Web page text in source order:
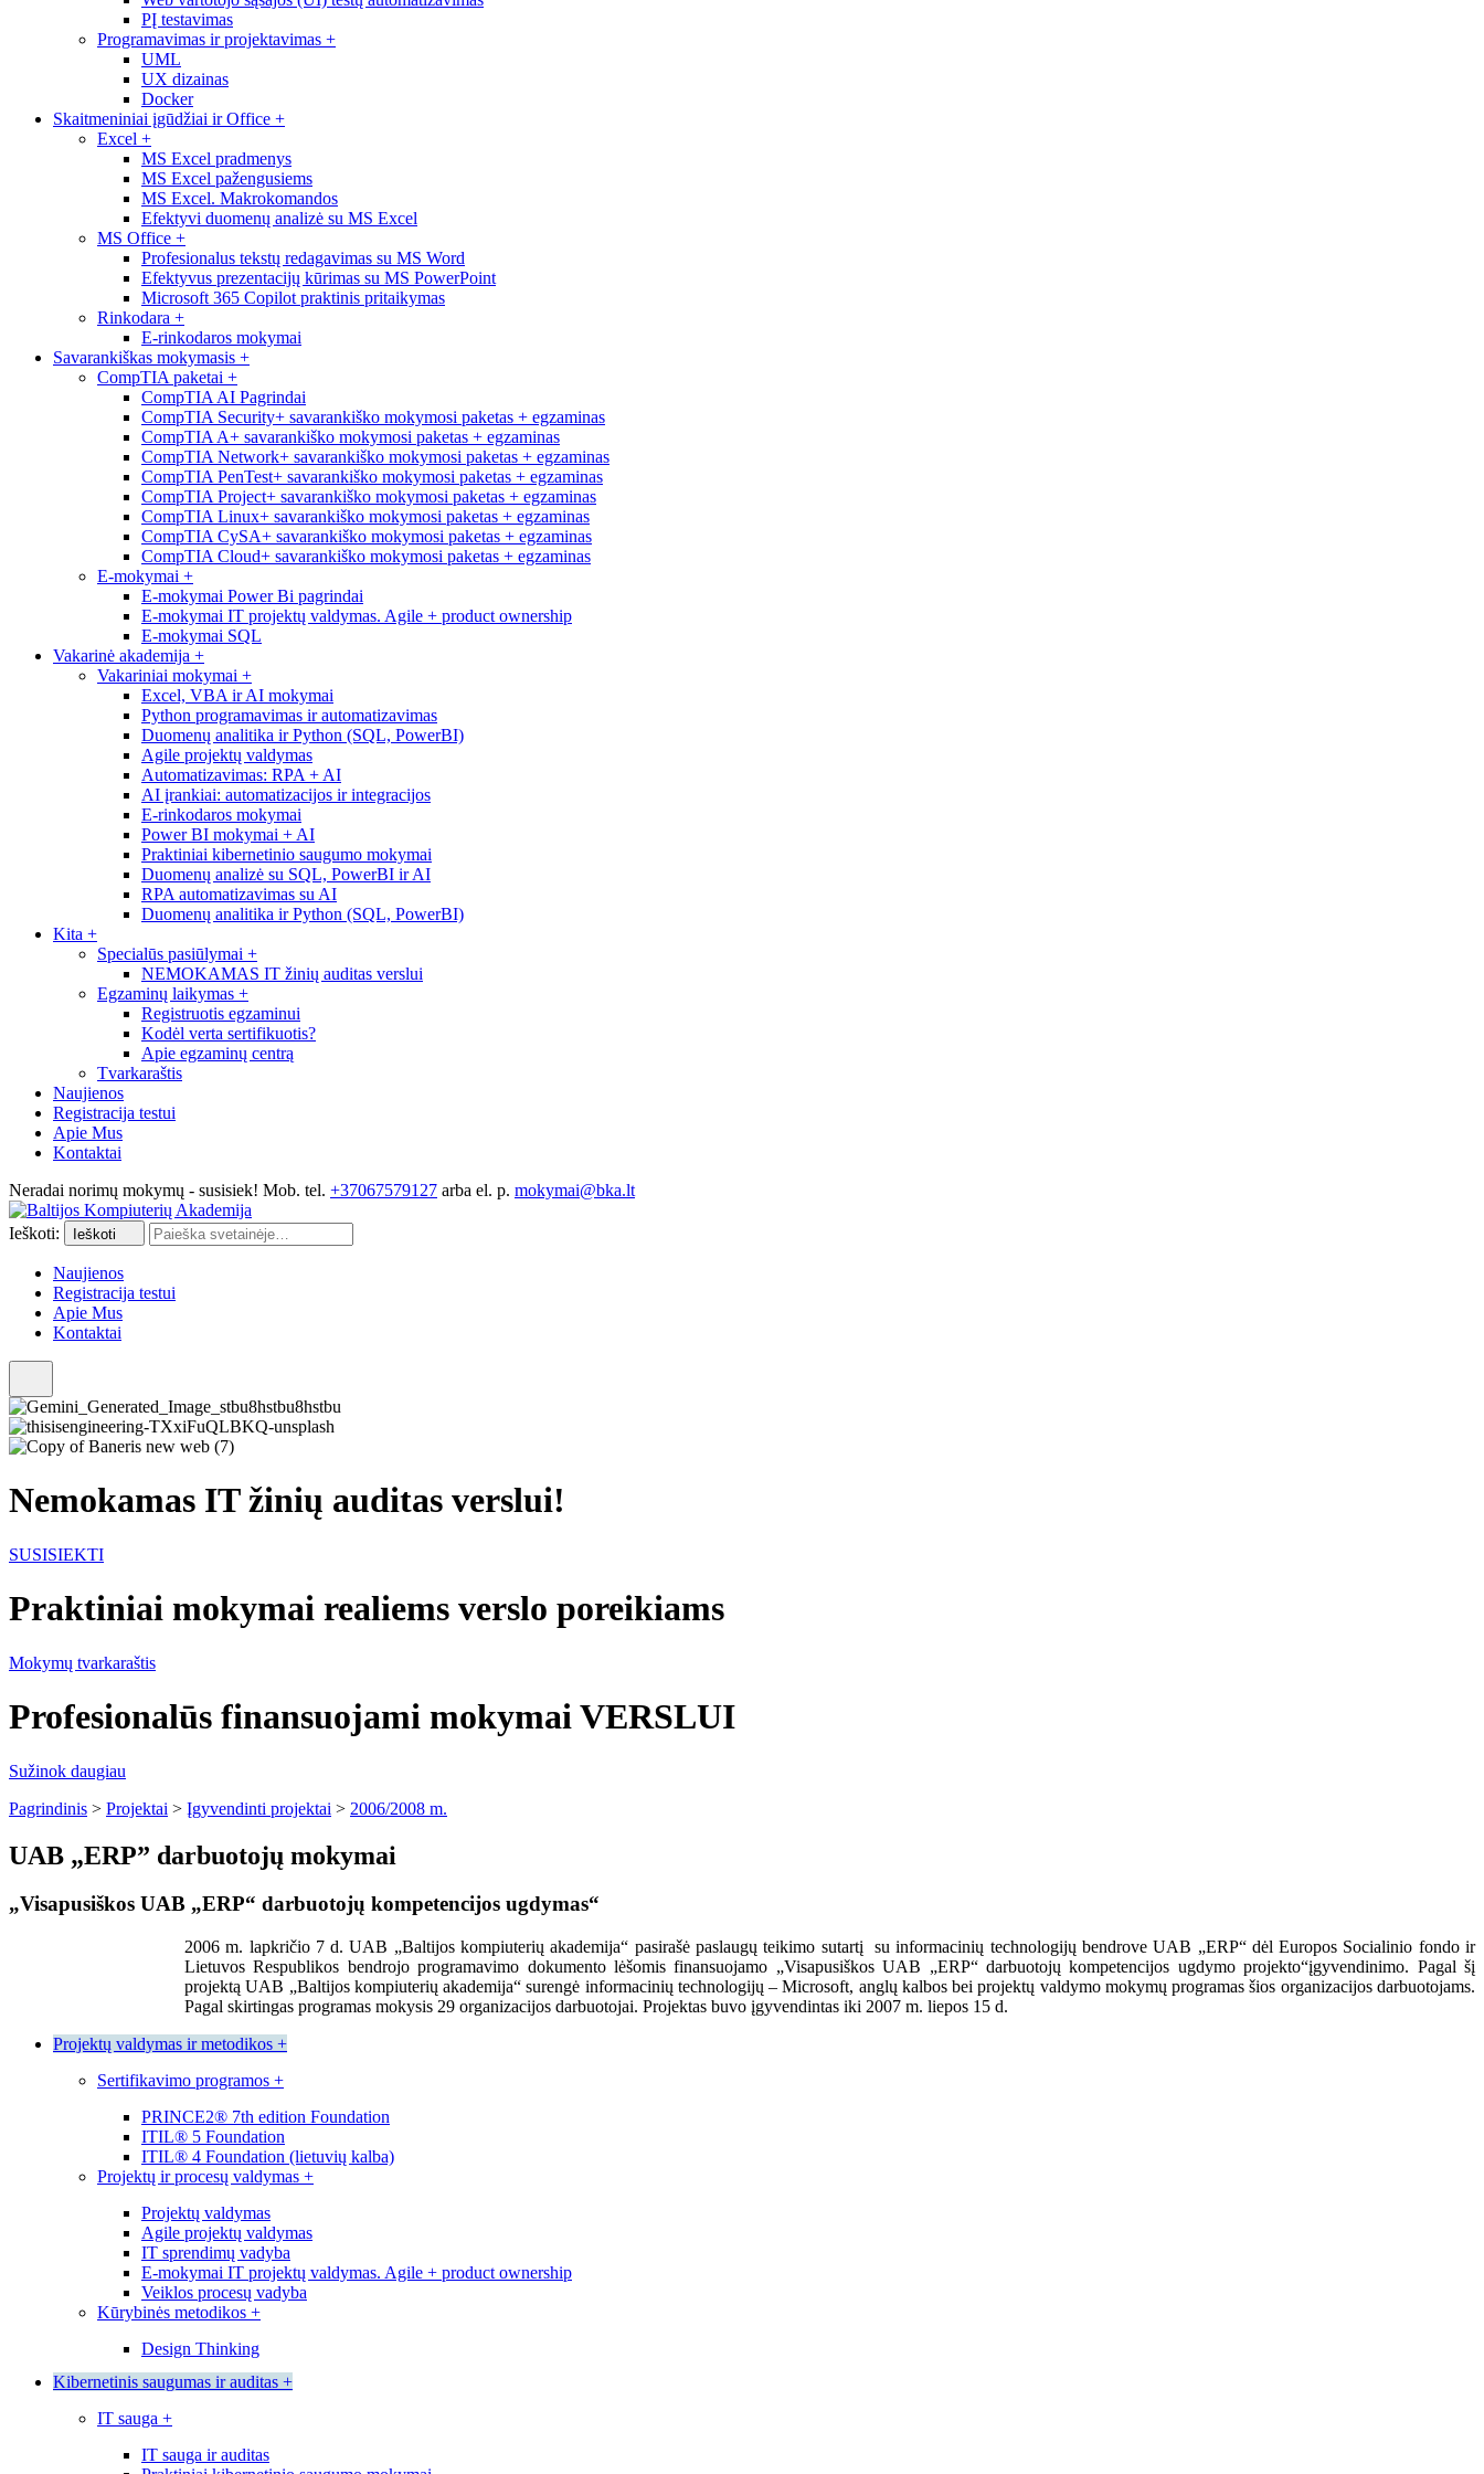
PĮ testavimas
Programavimas ir projektavimas +
UML
UX dizainas
Docker
Skaitmeniniai įgūdžiai ir Office +
Excel +
MS Excel pradmenys
MS Excel pažengusiems
MS Excel. Makrokomandos
Efektyvi duomenų analizė su MS Excel
MS Office +
Profesionalus tekstų redagavimas su MS Word
Efektyvus prezentacijų kūrimas su MS PowerPoint
Microsoft 365 Copilot praktinis pritaikymas
Rinkodara +
E-rinkodaros mokymai
Savarankiškas mokymasis +
CompTIA paketai +
CompTIA AI Pagrindai
CompTIA Security+ savarankiško mokymosi paketas + egzaminas
CompTIA A+ savarankiško mokymosi paketas + egzaminas
CompTIA Network+ savarankiško mokymosi paketas + egzaminas
CompTIA PenTest+ savarankiško mokymosi paketas + egzaminas
CompTIA Project+ savarankiško mokymosi paketas + egzaminas
CompTIA Linux+ savarankiško mokymosi paketas + egzaminas
CompTIA CySA+ savarankiško mokymosi paketas + egzaminas
CompTIA Cloud+ savarankiško mokymosi paketas + egzaminas
E-mokymai +
E-mokymai Power Bi pagrindai
E-mokymai IT projektų valdymas. Agile + product ownership
E-mokymai SQL
Vakarinė akademija +
Vakariniai mokymai +
Excel, VBA ir AI mokymai
Python programavimas ir automatizavimas
Duomenų analitika ir Python (SQL, PowerBI)
Agile projektų valdymas
Automatizavimas: RPA + AI
AI įrankiai: automatizacijos ir integracijos
E-rinkodaros mokymai
Power BI mokymai + AI
Praktiniai kibernetinio saugumo mokymai
Duomenų analizė su SQL, PowerBI ir AI
RPA automatizavimas su AI
Duomenų analitika ir Python (SQL, PowerBI)
Kita +
Specialūs pasiūlymai +
NEMOKAMAS IT žinių auditas verslui
Egzaminų laikymas +
Registruotis egzaminui
Kodėl verta sertifikuotis?
Apie egzaminų centrą
Tvarkaraštis
Naujienos
Registracija testui
Apie Mus
Kontaktai
Neradai norimų mokymų - susisiek! Mob. tel. +37067579127 arba el. p. mokymai@bka.lt
Ieškoti: Ieškoti
Naujienos
Registracija testui
Apie Mus
Kontaktai
Nemokamas IT žinių auditas verslui!
SUSISIEKTI
Praktiniai mokymai realiems verslo poreikiams
Mokymų tvarkaraštis
Profesionalūs finansuojami mokymai VERSLUI
Sužinok daugiau
Pagrindinis > Projektai > Įgyvendinti projektai > 2006/2008 m.
UAB „ERP” darbuotojų mokymai
„Visapusiškos UAB „ERP“ darbuotojų kompetencijos ugdymas“
2006 m. lapkričio 7 d. UAB „Baltijos kompiuterių akademija“ pasirašė paslaugų teikimo sutartį su informacinių technologijų bendrove UAB „ERP“ dėl Europos Socialinio fondo ir
Lietuvos Respublikos bendrojo programavimo dokumento lėšomis finansuojamo „Visapusiškos UAB „ERP“ darbuotojų kompetencijos ugdymo projekto“įgyvendinimo. Pagal šį
projektą UAB „Baltijos kompiuterių akademija“ surengė informacinių technologijų – Microsoft, anglų kalbos bei projektų valdymo mokymų programas šios organizacijos darbuotojams.
Pagal skirtingas programas mokysis 29 organizacijos darbuotojai. Projektas buvo įgyvendintas iki 2007 m. liepos 15 d.
Projektų valdymas ir metodikos +
Sertifikavimo programos +
PRINCE2® 7th edition Foundation
ITIL® 5 Foundation
ITIL® 4 Foundation (lietuvių kalba)
Projektų ir procesų valdymas +
Projektų valdymas
Agile projektų valdymas
IT sprendimų vadyba
E-mokymai IT projektų valdymas. Agile + product ownership
Veiklos procesų vadyba
Kūrybinės metodikos +
Design Thinking
Kibernetinis saugumas ir auditas +
IT sauga +
IT sauga ir auditas